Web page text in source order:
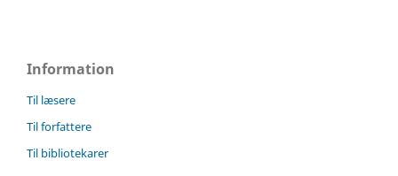
Information
Til læsere
Til forfattere
Til bibliotekarer